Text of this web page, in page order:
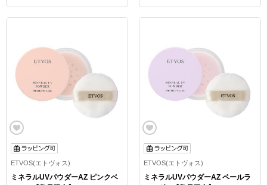
ETVOS(エトヴォス)
ミネラルUVパウダーAZ ピンクベ
ETVOS(エトヴォス)
ミネラルUVパウダーAZ ペールラ